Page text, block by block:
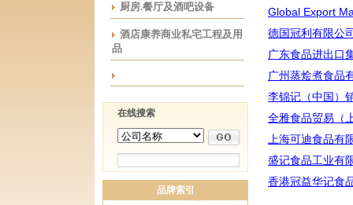
厨房.餐厅及酒吧设备
酒店康养商业私宅工程及用
品
在线搜索
品牌索引
Global Export
德国冠利有限公
广东食品进出口
广州蒸烩煮食品
李锦记（中国）
全雅食品贸易（
上海可迪食品有
盛记食品工业有
香港冠益华记食